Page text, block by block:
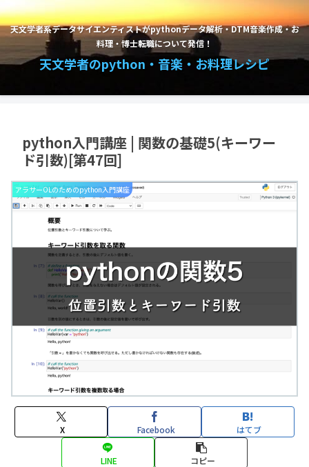
天文学者系データサイエンティストがpythonデータ解析・DTM音楽作成・お
料理・博士転職について発信！
天文学者のpython・音楽・お料理レシピ
python入門講座 | 関数の基礎5(キーワー
ド引数)[第47回]
アラサーOLのためのpython入門講座
X Facebook はてブ
LINE コピー